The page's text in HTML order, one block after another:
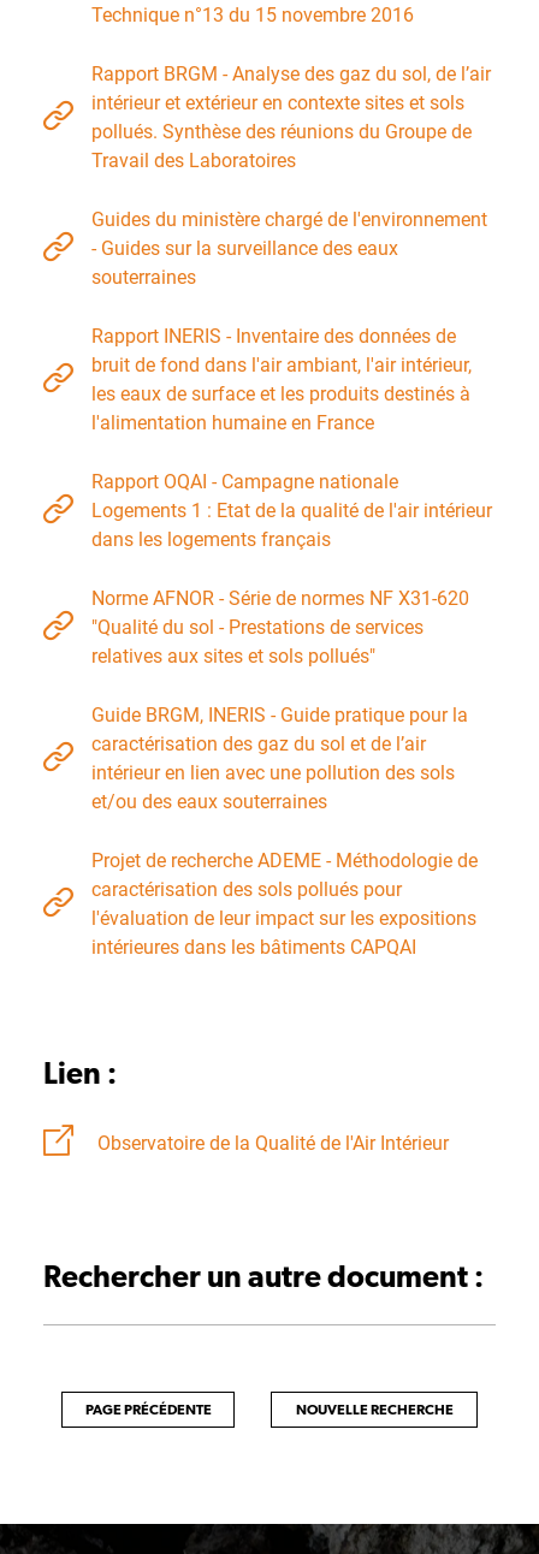
Technique n°13 du 15 novembre 2016
Rapport BRGM - Analyse des gaz du sol, de l’air
intérieur et extérieur en contexte sites et sols
pollués. Synthèse des réunions du Groupe de
Travail des Laboratoires
Guides du ministère chargé de l'environnement
- Guides sur la surveillance des eaux
souterraines
Rapport INERIS - Inventaire des données de
bruit de fond dans l'air ambiant, l'air intérieur,
les eaux de surface et les produits destinés à
l'alimentation humaine en France
Rapport OQAI - Campagne nationale
Logements 1 : Etat de la qualité de l'air intérieur
dans les logements français
Norme AFNOR - Série de normes NF X31-620
"Qualité du sol - Prestations de services
relatives aux sites et sols pollués"
Guide BRGM, INERIS - Guide pratique pour la
caractérisation des gaz du sol et de l’air
intérieur en lien avec une pollution des sols
et/ou des eaux souterraines
Projet de recherche ADEME - Méthodologie de
caractérisation des sols pollués pour
l'évaluation de leur impact sur les expositions
intérieures dans les bâtiments CAPQAI
Lien :
Observatoire de la Qualité de l'Air Intérieur
Rechercher un autre document :
PAGE PRÉCÉDENTE NOUVELLE RECHERCHE